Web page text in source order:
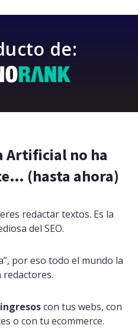
de:
Artificial no ha
(hasta ahora)
redactar textos. Es la
del SEO.
por eso todo el mundo la
redactores.
con tus webs, con
o con tu ecommerce.